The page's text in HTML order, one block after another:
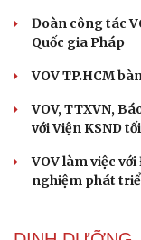
Đoàn công tác
Quốc gia Pháp
VOV TP.HCM
VOV, TTXVN,
với Viện KSND
VOV làm việc
nghiệm phát